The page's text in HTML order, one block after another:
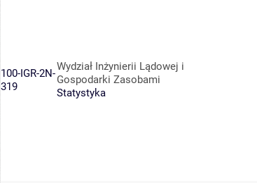
100-IGR-2N-
319
Wydział Inżynierii Lądowej i
Gospodarki Zasobami
Statystyka